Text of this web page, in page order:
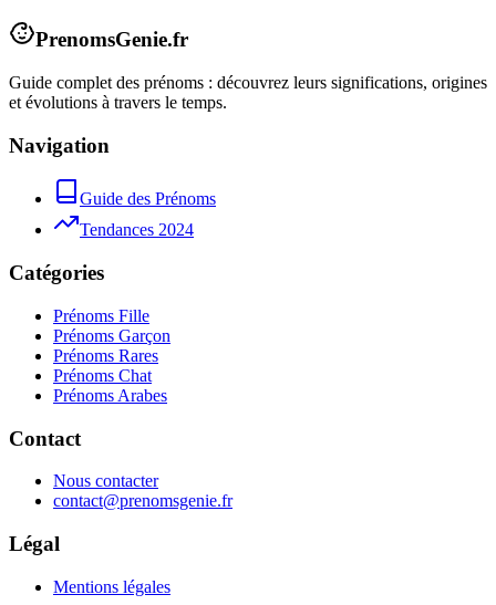
PrenomsGenie.fr
Guide complet des prénoms : découvrez leurs significations, origines
et évolutions à travers le temps.
Navigation
Guide des Prénoms
Tendances 2024
Catégories
Prénoms Fille
Prénoms Garçon
Prénoms Rares
Prénoms Chat
Prénoms Arabes
Contact
Nous contacter
contact@prenomsgenie.fr
Légal
Mentions légales